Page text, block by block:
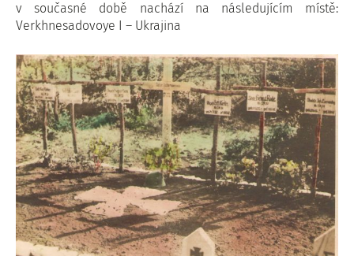
v současné době nachází na následujícím místě:
Verkhnesadovoye I – Ukrajina